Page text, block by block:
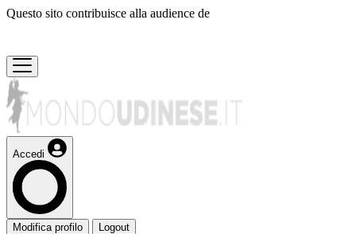
Questo sito contribuisce alla audience de
Accedi
Modifica profilo Logout